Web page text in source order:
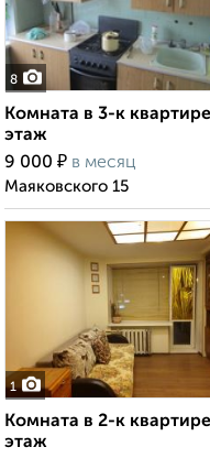
8
Комната в 3-к
этаж
9 000 ₽ в месяц
Маяковского 15
1
Комната в 2-к
этаж